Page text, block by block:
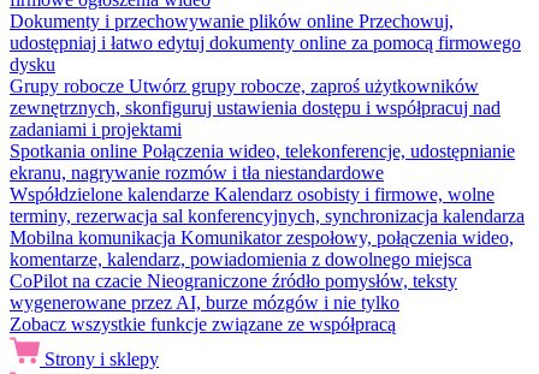
Dokumenty i przechowywanie plików online Przechowuj,
udostępniaj i łatwo edytuj dokumenty online za pomocą firmowego
dysku
Grupy robocze Utwórz grupy robocze, zaproś użytkowników
zewnętrznych, skonfiguruj ustawienia dostępu i współpracuj nad
zadaniami i projektami
Spotkania online Połączenia wideo, telekonferencje, udostępnianie
ekranu, nagrywanie rozmów i tła niestandardowe
Współdzielone kalendarze Kalendarz osobisty i firmowe, wolne
terminy, rezerwacja sal konferencyjnych, synchronizacja kalendarza
Mobilna komunikacja Komunikator zespołowy, połączenia wideo,
komentarze, kalendarz, powiadomienia z dowolnego miejsca
CoPilot na czacie Nieograniczone źródło pomysłów, teksty
wygenerowane przez AI, burze mózgów i nie tylko
Zobacz wszystkie funkcje związane ze współpracą
Strony i sklepy